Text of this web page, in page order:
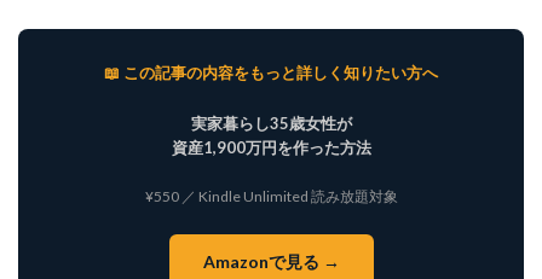
📖 この記事の内容をもっと詳しく知りたい方へ
実家暮らし35歳女性が
資産1,900万円を作った方法
¥550 ／ Kindle Unlimited 読み放題対象
Amazonで見る →